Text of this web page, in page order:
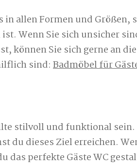
in allen Formen und Größen,
ist. Wenn Sie sich unsicher
können Sie sich gerne an
sind:Badmöbel für
stilvoll und funktional
du dieses Ziel erreichen.
das perfekte Gäste WC